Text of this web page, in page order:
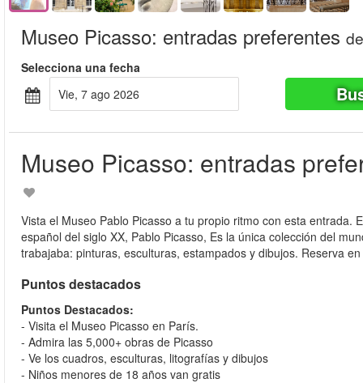
Museo Picasso: entradas preferentes
Selecciona una fecha
vie, 7 ago 2026
Museo Picasso: entradas
Vista el Museo Pablo Picasso a tu propio ritmo con esta
español del siglo XX, Pablo Picasso, Es la única colección del
trabajaba: pinturas, esculturas, estampados y dibujos. Reserva
Puntos destacados
Puntos Destacados:
- Visita el Museo Picasso en París.
- Admira las 5,000+ obras de Picasso
- Ve los cuadros, esculturas, litografías y dibujos
- Niños menores de 18 años van gratis